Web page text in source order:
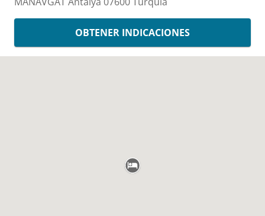
OBTENER INDICACIONES